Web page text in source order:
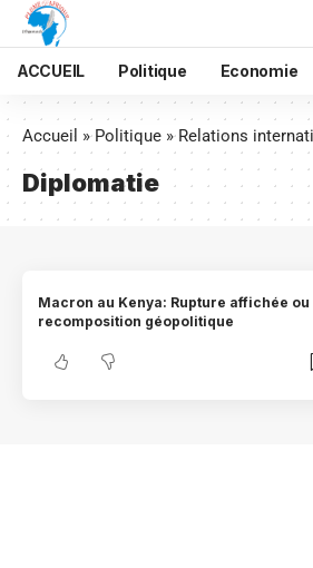
ACCUEIL Politique Economie
Accueil »Politique »Relations
Diplomatie
Macron au Kenya: Rupture affichée ou
recomposition géopolitique